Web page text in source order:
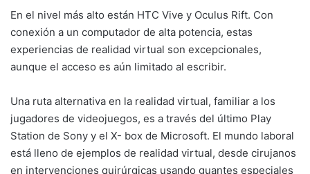
En el nivel más alto están HTC Vive y Oculus Rift. Con
conexión a un computador de alta potencia, estas
experiencias de realidad virtual son excepcionales,
aunque el acceso es aún limitado al escribir.
Una ruta alternativa en la realidad virtual, familiar a los
jugadores de videojuegos, es a través del último Play
Station de Sony y el X- box de Microsoft. El mundo laboral
está lleno de ejemplos de realidad virtual, desde cirujanos
en intervenciones quirúrgicas usando guantes especiales